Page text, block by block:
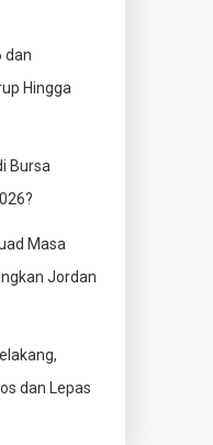
dan
Hingga
Bursa
Masa
Jordan
dan Lepas